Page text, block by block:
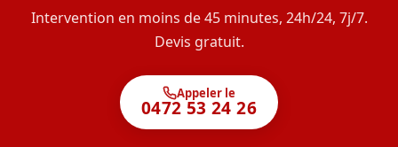
Intervention en moins de 45 minutes, 24h/24, 7j/7.
Devis gratuit.
Appeler le
0472 53 24 26